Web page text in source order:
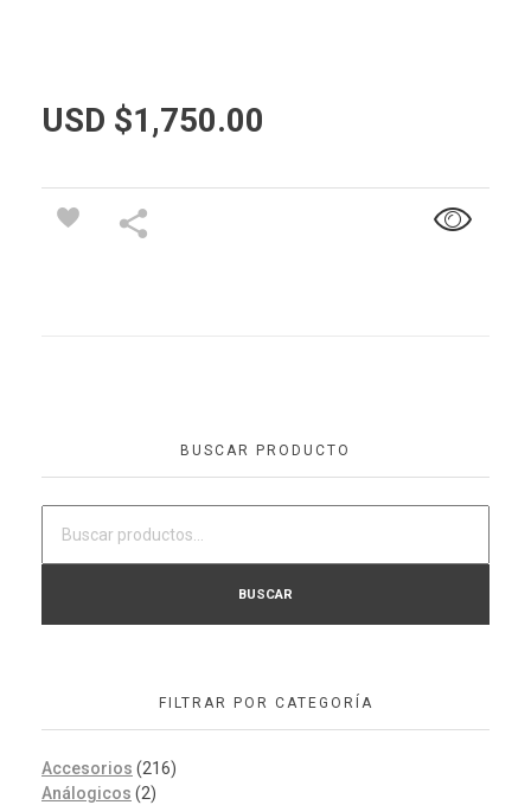
USD $1,750.00
BUSCAR PRODUCTO
BUSCAR
FILTRAR POR CATEGORÍA
Accesorios (216)
Análogicos (2)